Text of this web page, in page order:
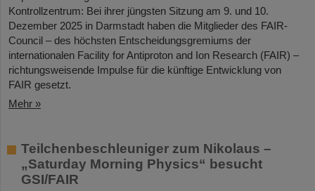
Kontrollzentrum: Bei ihrer jüngsten Sitzung am 9. und 10.
Dezember 2025 in Darmstadt haben die Mitglieder des FAIR-
Council – des höchsten Entscheidungsgremiums der
internationalen Facility for Antiproton and Ion Research (FAIR) –
richtungsweisende Impulse für die künftige Entwicklung von
FAIR gesetzt.
Mehr »
Teilchenbeschleuniger zum Nikolaus –
„Saturday Morning Physics“ besucht
GSI/FAIR